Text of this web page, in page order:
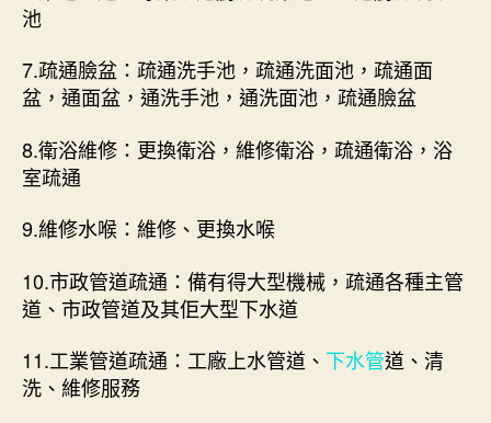
池
7.疏通臉盆：疏通洗手池，疏通洗面池，疏通面
盆，通面盆，通洗手池，通洗面池，疏通臉盆
8.衛浴維修：更換衛浴，維修衛浴，疏通衛浴，浴
室疏通
9.維修水喉：維修、更換水喉
10.市政管道疏通：備有得大型機械，疏通各種主管
道、市政管道及其佢大型下水道
11.工業管道疏通：工廠上水管道、 下水管道、清
洗、維修服務